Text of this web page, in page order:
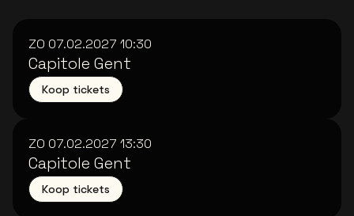
ZO 07.02.2027 10:30
Capitole Gent
Koop tickets
ZO 07.02.2027 13:30
Capitole Gent
Koop tickets